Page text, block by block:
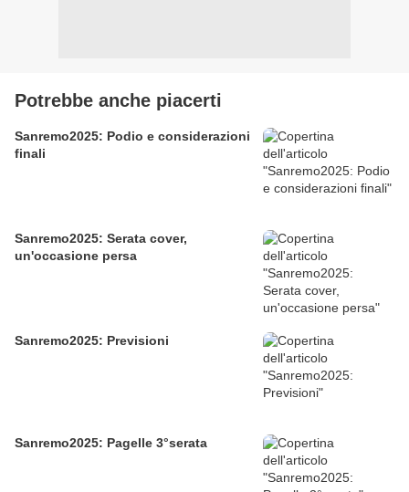
Potrebbe anche piacerti
Sanremo2025: Podio e considerazioni
finali
Sanremo2025: Serata cover,
un'occasione persa
Sanremo2025: Previsioni
Sanremo2025: Pagelle 3°serata